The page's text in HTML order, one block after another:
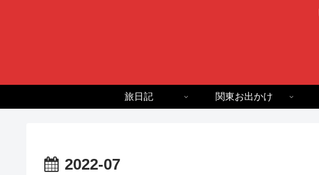
旅日記 関東お出かけ
2022-07